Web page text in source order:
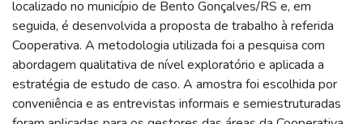
localizado no município de Bento Gonçalves/RS e, em
seguida, é desenvolvida a proposta de trabalho à referida
Cooperativa. A metodologia utilizada foi a pesquisa com
abordagem qualitativa de nível exploratório e aplicada a
estratégia de estudo de caso. A amostra foi escolhida por
conveniência e as entrevistas informais e semiestruturadas